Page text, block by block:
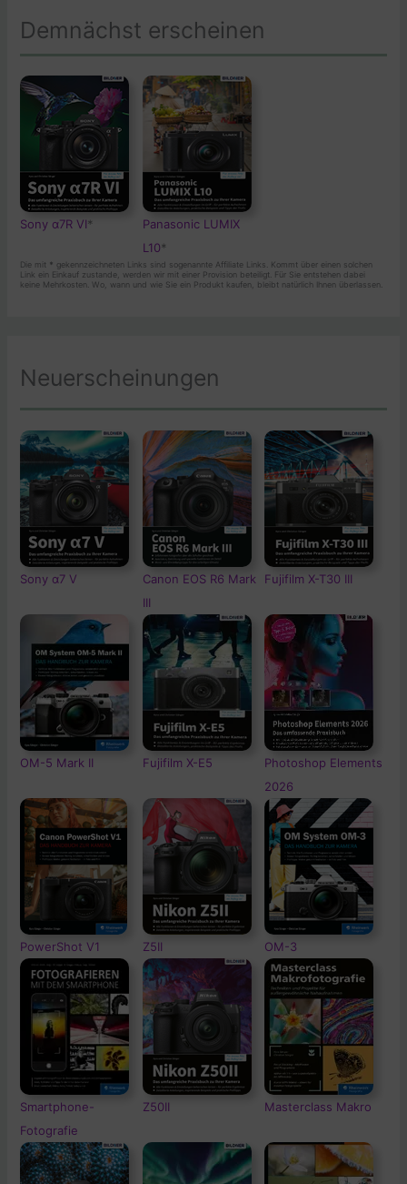
Demnächst erscheinen
Sony α7R VI*
Panasonic LUMIX
L10*
Die mit * gekennzeichneten Links sind sogenannte Affiliate Links. Kommt über einen solchen
Link ein Einkauf zustande, werden wir mit einer Provision beteiligt. Für Sie entstehen dabei
keine Mehrkosten. Wo, wann und wie Sie ein Produkt kaufen, bleibt natürlich Ihnen überlassen.
Neuerscheinungen
Sony α7 V
Canon EOS R6 Mark
III
Fujifilm X-T30 III
OM-5 Mark II Fujifilm X-E5
Photoshop Elements
2026
PowerShot V1 Z5II OM-3
Smartphone-
Fotografie
Z50II Masterclass Makro